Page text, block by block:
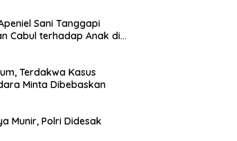
Sani Tanggapi
Cabul terhadap Anak di
Terdakwa Kasus
Minta Dibebaskan
Munir, Polri Didesak